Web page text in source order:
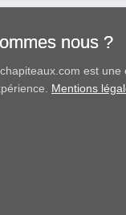
nous ?
est
Mentions